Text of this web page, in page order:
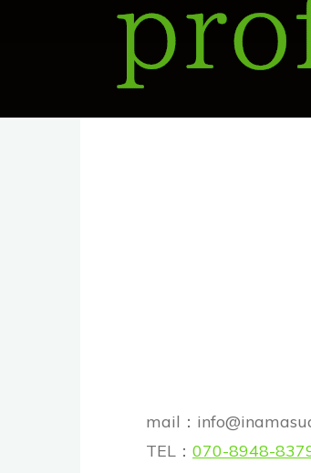
mail：
TEL： 070-8948-